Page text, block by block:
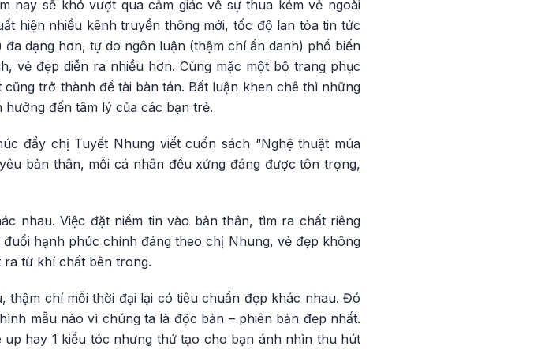
nay sẽ khó vượt qua cảm giác về sự thua kém vẻ ngoài
hiện nhiều kênh truyền thông mới, tốc độ lan tỏa tin tức
dạng hơn, tự do ngôn luận (thậm chí ẩn danh) phổ biến
vẻ đẹp diễn ra nhiều hơn. Cùng mặc một bộ trang phục
trở thành đề tài bàn tán. Bất luận khen chê thì những
đến tâm lý của các bạn trẻ.
đẩy chị Tuyết Nhung viết cuốn sách “Nghệ thuật múa
bản thân, mỗi cá nhân đều xứng đáng được tôn trọng,
nhau. Việc đặt niềm tin vào bản thân, tìm ra chất riêng
hạnh phúc chính đáng theo chị Nhung, vẻ đẹp không
từ khí chất bên trong.
thậm chí mỗi thời đại lại có tiêu chuẩn đẹp khác nhau. Đó
mẫu nào vì chúng ta là độc bản – phiên bản đẹp nhất.
up hay 1 kiểu tóc nhưng thứ tạo cho bạn ánh nhìn thu hút